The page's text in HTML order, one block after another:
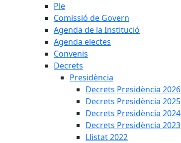
Ple
Comissió de Govern
Agenda de la Institució
Agenda electes
Convenis
Decrets
Presidència
Decrets Presidència 2026
Decrets Presidència 2025
Decrets Presidència 2024
Decrets Presidència 2023
Llistat 2022